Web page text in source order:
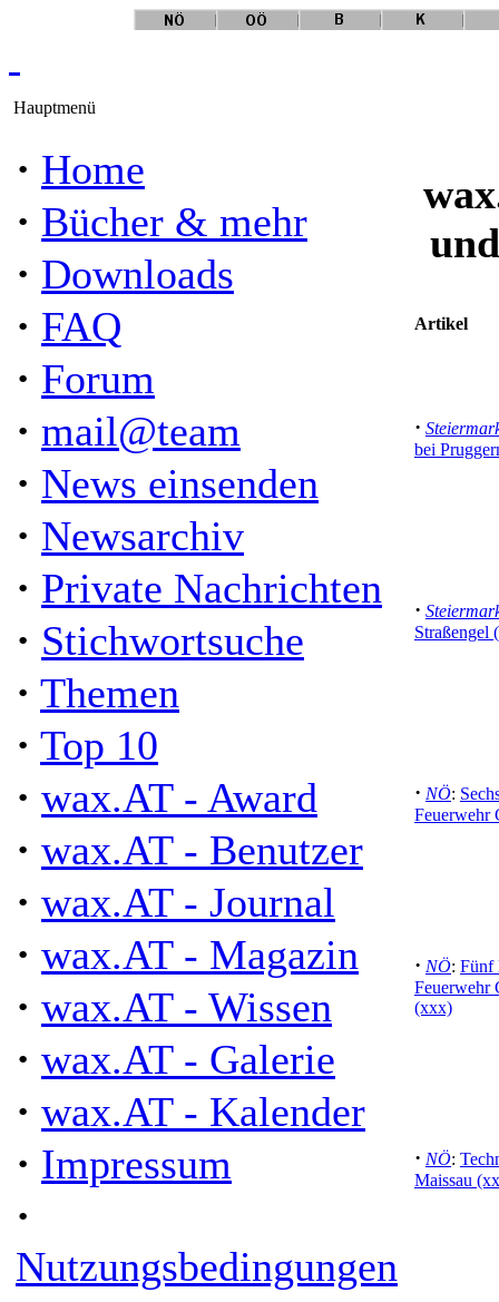
Hauptmenü
· Home
· Bücher & mehr
· Downloads
· FAQ
· Forum
· mail@team
· News einsenden
· Newsarchiv
· Private Nachrichten
· Stichwortsuche
· Themen
· Top 10
· wax.AT - Award
· wax.AT - Benutzer
· wax.AT - Journal
· wax.AT - Magazin
· wax.AT - Wissen
· wax.AT - Galerie
· wax.AT - Kalender
· Impressum
·
Nutzungsbedingungen
Artikel
·
bei
·
Straßengel
· NÖ:
Feuerwehr
· NÖ: Fünf
Feuerwehr
(xxx)
· NÖ:
Maissau